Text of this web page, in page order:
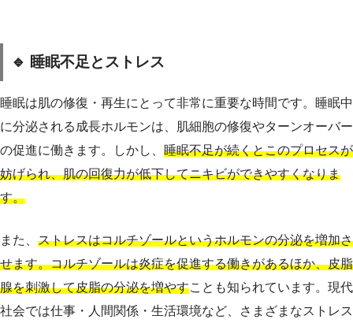
🔹 睡眠不足とストレス
睡眠は肌の修復・再生にとって非常に重要な時間です。睡眠中
に分泌される成長ホルモンは、肌細胞の修復やターンオーバー
の促進に働きます。しかし、 睡眠不足が続くとこのプロセスが
妨げられ、肌の回復力が低下してニキビができやすくなりま
す。
また、 ストレスはコルチゾールというホルモンの分泌を増加さ
せます。コルチゾールは炎症を促進する働きがあるほか、皮脂
腺を刺激して皮脂の分泌を増やすことも知られています。現代
社会では仕事・人間関係・生活環境など、さまざまなストレス